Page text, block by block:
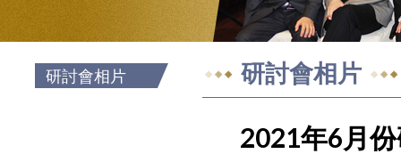
研討會相片 研討會相片
2021年6月